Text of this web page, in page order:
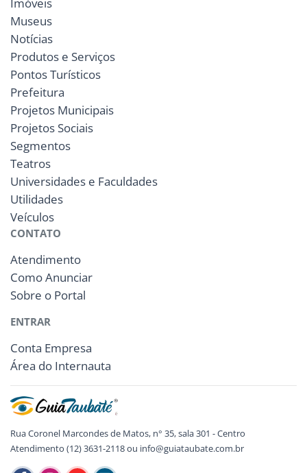
Museus
Notícias
Produtos e Serviços
Pontos Turísticos
Prefeitura
Projetos Municipais
Projetos Sociais
Segmentos
Teatros
Universidades e Faculdades
Utilidades
Veículos
CONTATO
Atendimento
Como Anunciar
Sobre o Portal
ENTRAR
Conta Empresa
Área do Internauta
Rua Coronel Marcondes de Matos, n° 35, sala 301 - Centro
Atendimento (12) 3631-2118 ou info@guiataubate.com.br